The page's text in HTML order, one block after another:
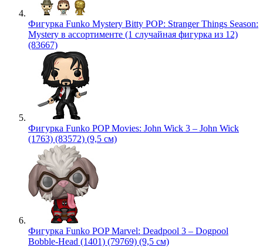
Фигурка Funko Mystery Bitty POP: Stranger Things Season:
Mystery в ассортименте (1 случайная фигурка из 12)
(83667)
Фигурка Funko POP Movies: John Wick 3 – John Wick
(1763) (83572) (9,5 см)
Фигурка Funko POP Marvel: Deadpool 3 – Dogpool
Bobble-Head (1401) (79769) (9,5 см)